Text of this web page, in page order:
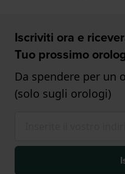
Iscriviti ora e
Tuo prossimo
Da spendere per un
(solo sugli orologi)